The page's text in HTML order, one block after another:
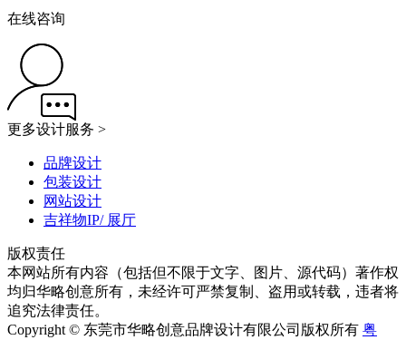
在线咨询
更多设计服务 >
品牌设计
包装设计
网站设计
吉祥物IP/ 展厅
版权责任
本网站所有内容（包括但不限于文字、图片、源代码）著作权
均归华略创意所有，未经许可严禁复制、盗用或转载，违者将
追究法律责任。
Copyright © 东莞市华略创意品牌设计有限公司版权所有 粤